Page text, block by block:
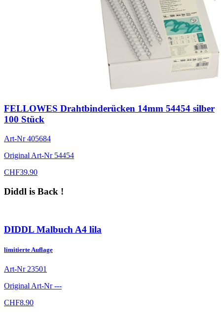
FELLOWES Drahtbinderücken 14mm 54454 silber
100 Stück
Art-Nr405684
Original Art-Nr 54454
CHF39.90
Diddl is Back !
DIDDL Malbuch A4 lila
limitierte Auflage
Art-Nr23501
Original Art-Nr---
CHF8.90